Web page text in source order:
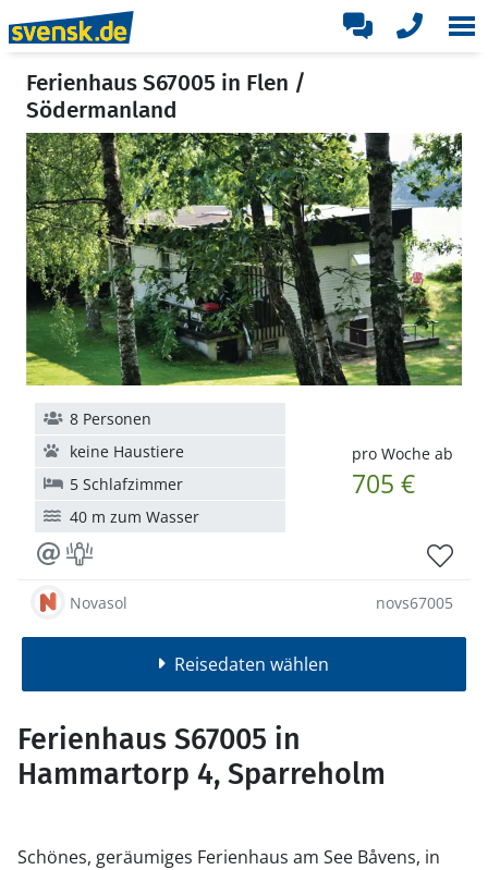
Ferienhaus S67005 in Flen /
Södermanland
pro Woche ab
705 €
8 Personen
keine Haustiere
5 Schlafzimmer
40 m zum Wasser
Novasol novs67005
Reisedaten wählen
Ferienhaus S67005 in
Hammartorp 4, Sparreholm
Schönes, geräumiges Ferienhaus am See Båvens, in